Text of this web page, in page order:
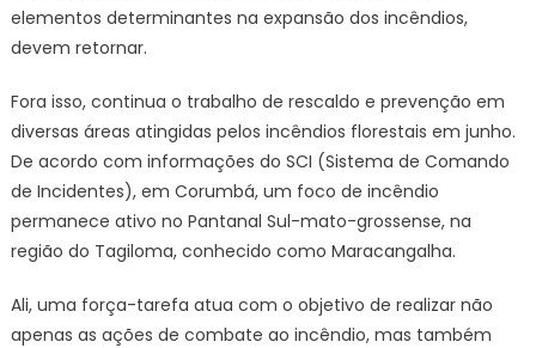
elementos determinantes na expansão dos incêndios,
devem retornar.
Fora isso, continua o trabalho de rescaldo e prevenção em
diversas áreas atingidas pelos incêndios florestais em junho.
De acordo com informações do SCI (Sistema de Comando
de Incidentes), em Corumbá, um foco de incêndio
permanece ativo no Pantanal Sul-mato-grossense, na
região do Tagiloma, conhecido como Maracangalha.
Ali, uma força-tarefa atua com o objetivo de realizar não
apenas as ações de combate ao incêndio, mas também